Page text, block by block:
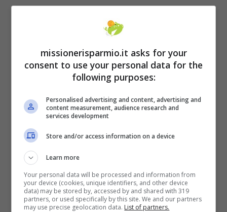
energia in vista dell’inverno, visto che per
quel momento sarà disponible solo il gas in
soltanto il gas messo nelle scorte dello Stato
e difficilmente si potranno rimpinguare in
maniera adeguata le cisterne. Al momento,
tuttavia, la situazione non è così critica, visto
che su una domanda di 155 milioni di metri
di metri cubi. Il Ministero della Transizione
Ecologica sta già provvedendo ai piani futuri.
missionerisparmio.it asks for your
consent to use your personal data for the
following purposes:
Personalised advertising and content, advertising and
content measurement, audience research and
services development
Store and/or access information on a device
Learn more
Your personal data will be processed and information from
your device (cookies, unique identifiers, and other device
data) may be stored by, accessed by and shared with 319
partners, or used specifically by this site. We and our partners
may use precise geolocation data. List of partners.